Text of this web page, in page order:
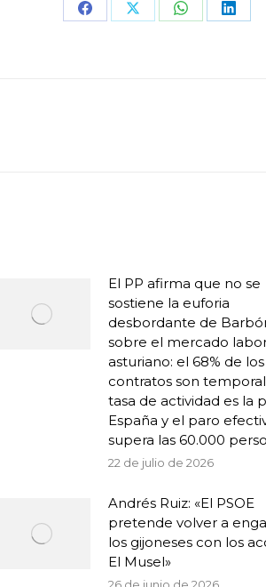
Share Share Share Share
El PP afirma que no se
sostiene la euforia
desbordante de
sobre el mercado
asturiano: el 68% de los
contratos son
tasa de actividad es la
España y el paro
supera las 60.000
22 de julio de 2026
Andrés Ruiz: «El PSOE
pretende volver a
los gijoneses con los
El Musel»